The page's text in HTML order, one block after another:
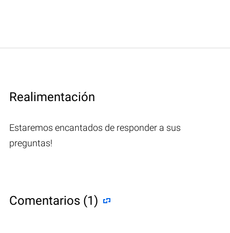
Realimentación
Estaremos encantados de responder a sus
preguntas!
Comentarios (1)